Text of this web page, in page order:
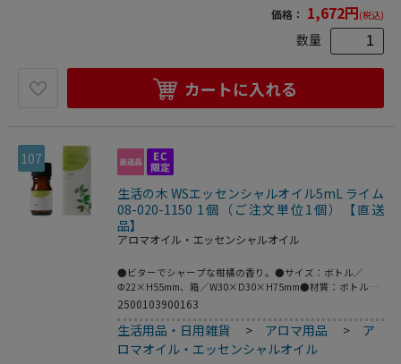
価格： 1,672円(税込)
数量
カートに入れる
107
生活の木 WSエッセンシャルオイル5mL ライム
08-020-1150 1個（ご注文単位1個）【直送
品】
アロマオイル・エッセンシャルオイル
●ビターでシャープな柑橘の香り。●サイズ：ボトル／
Φ22×H55mm、箱／W30×D30×H75mm●材質：ボトル／
ガラス、キャップ・ドロッパー／プラ●おすすめブレンド：
品です。●こちらの商品は取寄せ商品となり納期が長期間か
かる可能性がございます。また、ご発注後のキャンセルは対
応いたしかねますので予めご了承ください。
2500103900163
生活用品・日用雑貨 > アロマ用品 > ア
ロマオイル・エッセンシャルオイル